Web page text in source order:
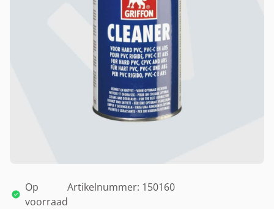
Op
voorraad
Artikelnummer: 150160